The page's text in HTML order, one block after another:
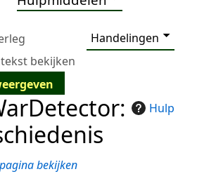
Handelingen
bekijken
Hulp
bekijken